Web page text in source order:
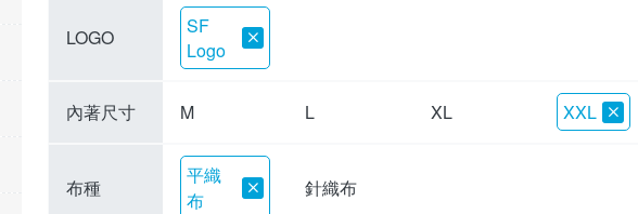
LOGO
SF
Logo
內著尺寸 M L XL XXL
布種
平織
布
針織布